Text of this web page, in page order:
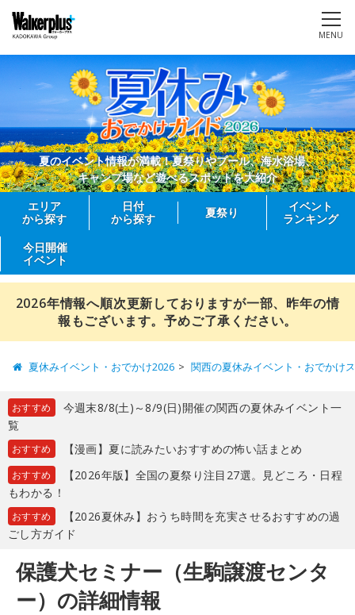
MENU
夏のイベント情報が満載！夏祭りやプール、海水浴場、
キャンプ場など遊べるスポットを大紹介
エリア
から探す
日付
から探す
夏祭り
イベント
ランキング
今日開催
イベント
2026年情報へ順次更新しておりますが一部、昨年の情
報もございます。予めご了承ください。
夏休みイベント・おでかけ2026 関西の夏休みイベント・おでかけ
おすすめ
今週末8/8(土)～8/9(日)開催の関西の夏休みイベント一
覧
おすすめ 【漫画】夏に読みたいおすすめの怖い話まとめ
おすすめ
【2026年版】全国の夏祭り注目27選。見どころ・日程
もわかる！
おすすめ
【2026夏休み】おうち時間を充実させるおすすめの過
ごし方ガイド
保護犬セミナー（生駒譲渡センタ
ー）の詳細情報